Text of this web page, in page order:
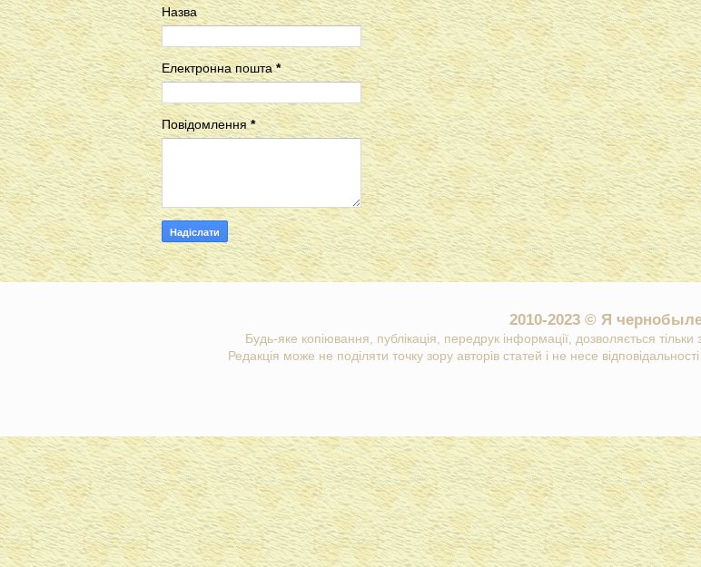
Назва
Електронна пошта*
Повідомлення*
2010-2023 © Я
Будь-яке копіювання, публікація, передрук інформації, дозволяється
Редакція може не поділяти точку зору авторів статей і не несе